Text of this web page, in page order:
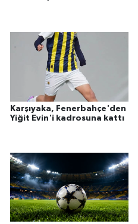
Karşıyaka, Fenerbahçe'den
Yiğit Evin'i kadrosuna kattı